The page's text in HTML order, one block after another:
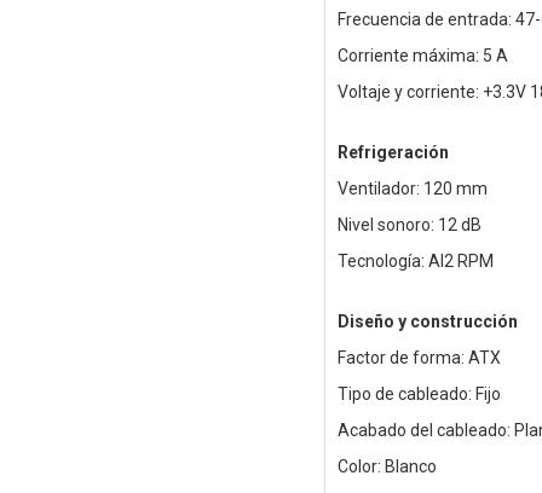
Frecuencia de entrada:
Corriente máxima: 5 A
Voltaje y corriente: +3.3V
Refrigeración
Ventilador: 120 mm
Nivel sonoro: 12 dB
Tecnología: AI2 RPM
Diseño y construcción
Factor de forma: ATX
Tipo de cableado: Fijo
Acabado del cableado:
Color: Blanco